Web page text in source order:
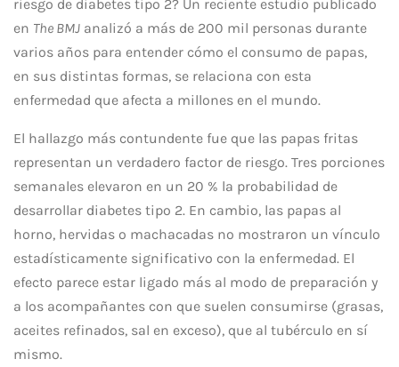
riesgo de diabetes tipo 2? Un reciente estudio publicado
en The BMJ analizó a más de 200 mil personas durante
varios años para entender cómo el consumo de papas,
en sus distintas formas, se relaciona con esta
enfermedad que afecta a millones en el mundo.
El hallazgo más contundente fue que las papas fritas
representan un verdadero factor de riesgo. Tres porciones
semanales elevaron en un 20 % la probabilidad de
desarrollar diabetes tipo 2. En cambio, las papas al
horno, hervidas o machacadas no mostraron un vínculo
estadísticamente significativo con la enfermedad. El
efecto parece estar ligado más al modo de preparación y
a los acompañantes con que suelen consumirse (grasas,
aceites refinados, sal en exceso), que al tubérculo en sí
mismo.